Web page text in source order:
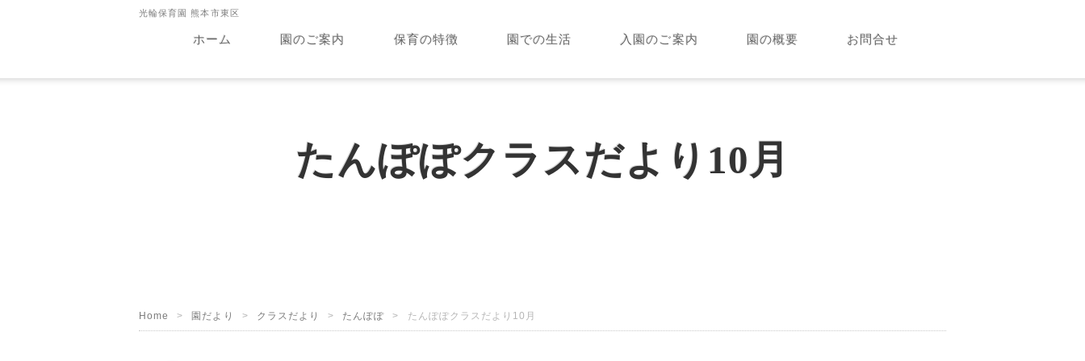
光輪保育園 熊本市東区
ホーム 園のご案内 保育の特徴 園での生活 入園のご案内 園の概要 お問合せ
Home 園だより クラスだより たんぽぽ たんぽぽクラスだより10月
たんぽぽクラスだより10月